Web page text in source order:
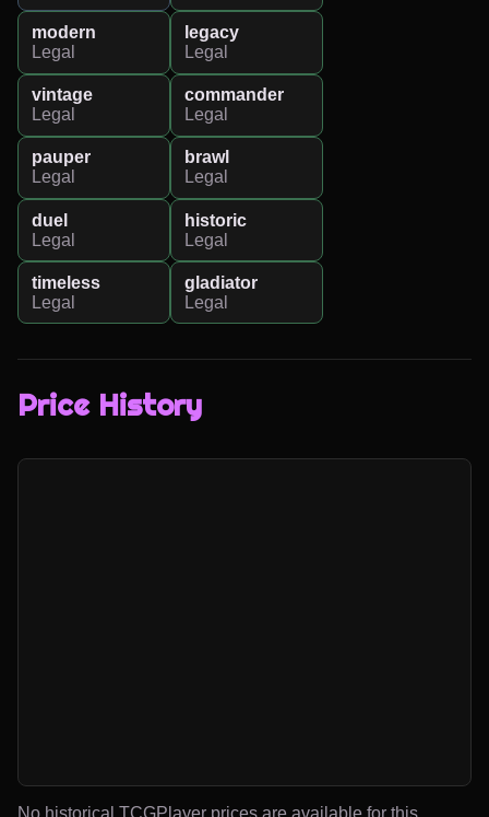
modern
Legal
legacy
Legal
vintage
Legal
commander
Legal
pauper
Legal
brawl
Legal
duel
Legal
historic
Legal
timeless
Legal
gladiator
Legal
Price History